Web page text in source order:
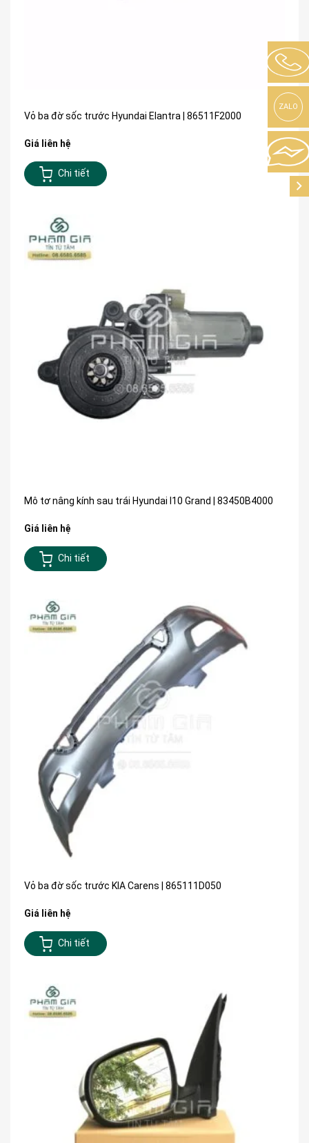
Vỏ ba đờ sốc trước Hyundai Elantra | 86511F2000
Giá liên hệ
Chi tiết
Mô tơ nâng kính sau trái Hyundai I10 Grand | 83450B4000
Giá liên hệ
Chi tiết
Vỏ ba đờ sốc trước KIA Carens | 865111D050
Giá liên hệ
Chi tiết
ZALO